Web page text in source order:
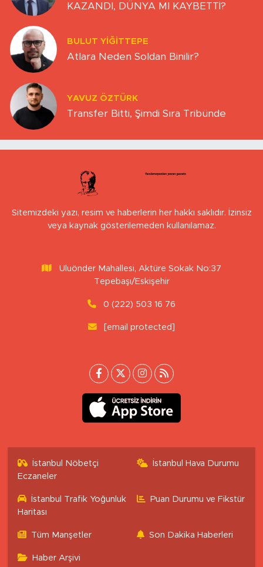
KAZANDI, DÜNYA MI KAYBETTİ?
BULUT YİĞİTTEPE
Atlara Neden Soldan Binilir?
YAVUZ ÖZTÜRK
Transfer Bitti, Şimdi Sıra Tribünde
Sitemizdeki yazı, resim ve haberlerin her hakkı saklıdır. İzinsiz
veya kaynak gösterilemeden kullanılamaz.
Uluönder Mahallesi, Aktüre Sokak No:37
Tepebaşı/Eskişehir
0 (222) 503 16 76
[email protected]
İstanbul Nöbetçi
Eczaneler
İstanbul Hava Durumu
İstanbul Trafik Yoğunluk
Haritası
Puan Durumu ve Fikstür
Tüm Manşetler Son Dakika Haberleri
Haber Arşivi